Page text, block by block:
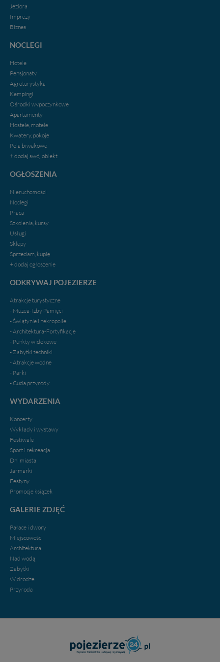
Jeziora
Imprezy
Biznes
NOCLEGI
Hotele
Pensjonaty
Agroturystyka
Kempingi
Ośrodki wypoczynkowe
Apartamenty
Hostele, motele
Kwatery, pokoje
Pola biwakowe
+ dodaj swój obiekt
OGŁOSZENIA
Nieruchomości
Noclegi
Praca
Szkolenia, kursy
Usługi
Sklepy
Sprzedam, kupię
+ dodaj ogłoszenie
ODKRYWAJ POJEZIERZE
Atrakcje turystyczne
- Muzea-Izby Pamięci
- Świątynie i nekropolie
- Architektura-Fortyfikacje
- Punkty widokowe
- Zabytki techniki
- Atrakcje wodne
- Parki
- Cuda przyrody
WYDARZENIA
Koncerty
Wykłady i wystawy
Festiwale
Sport i rekreacja
Dni miasta
Jarmarki
Festyny
Promocje ksiązek
GALERIE ZDJĘĆ
Pałace i dwory
Miejscowości
Architektura
Nad wodą
Zabytki
W drodze
Przyroda